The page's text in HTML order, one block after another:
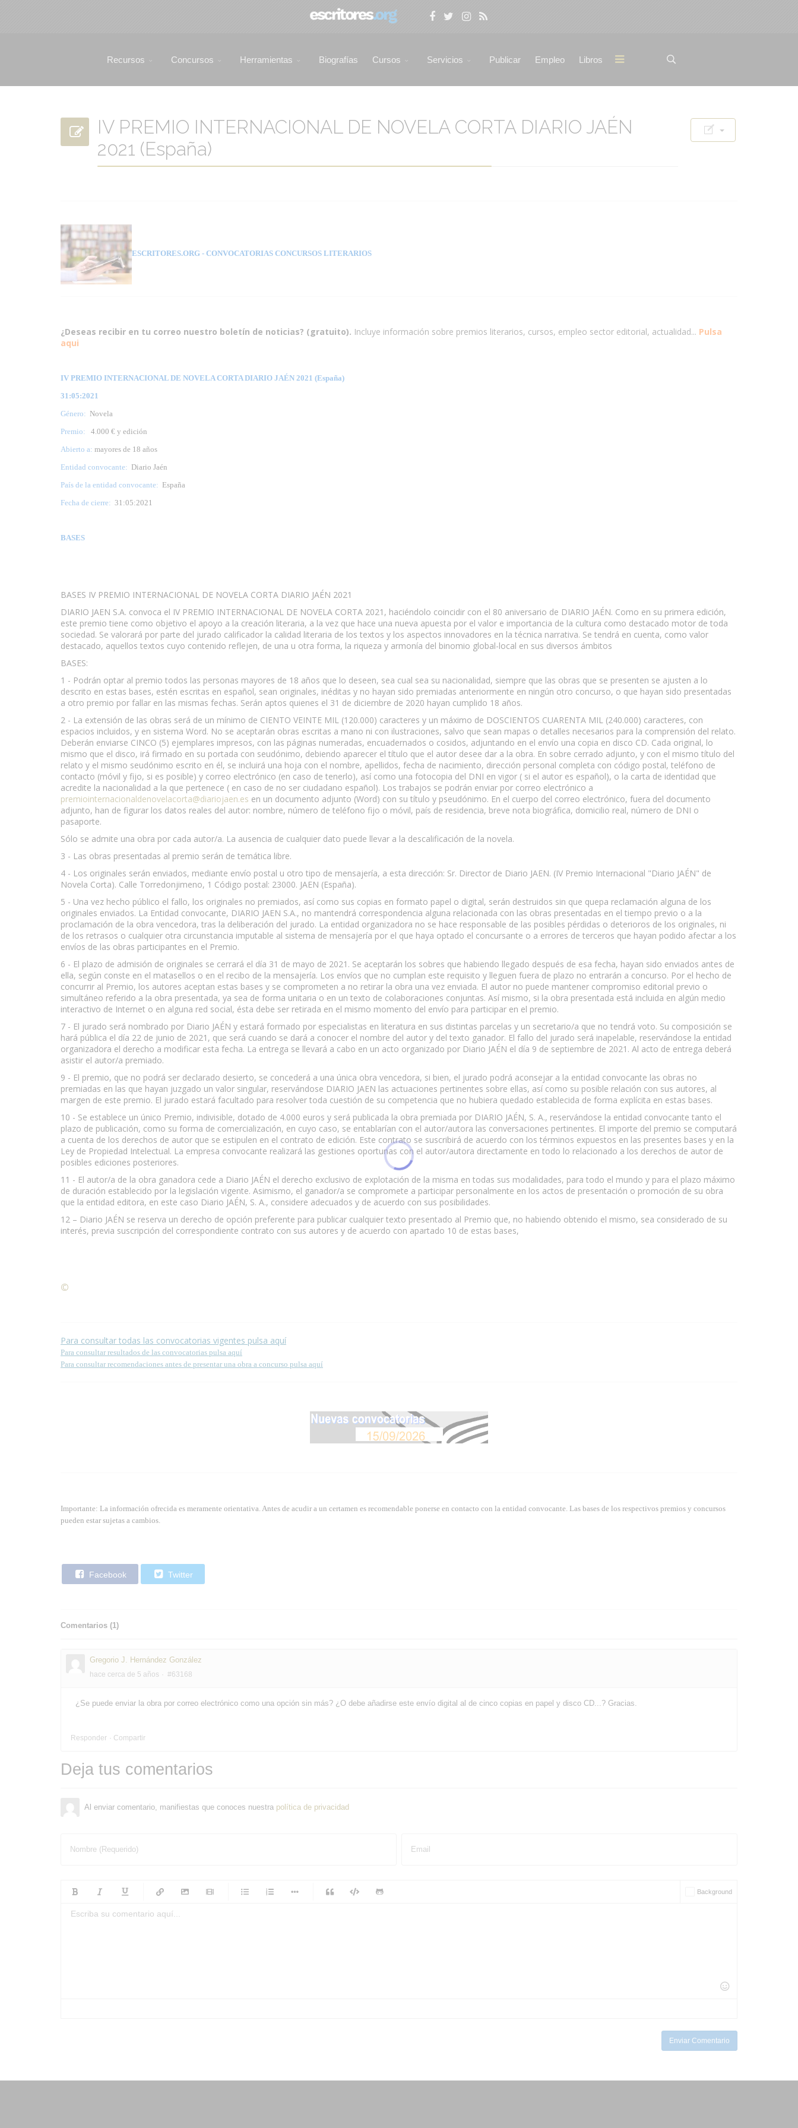
Recursos Concursos Herramientas Biografías Cursos Servicios Publicar Empleo Libros
IV PREMIO INTERNACIONAL DE NOVELA CORTA DIARIO JAÉN
2021 (España)
ESCRITORES.ORG - CONVOCATORIAS CONCURSOS LITERARIOS
¿Deseas recibir en tu correo nuestro boletín de noticias? (gratuito). Incluye información sobre premios literarios, cursos, empleo sector editorial, actualidad... Pulsa
aqui
IV PREMIO INTERNACIONAL DE NOVELA CORTA DIARIO JAÉN 2021 (España)
31:05:2021
Género: Novela
Premio:
4.000 € y edición
Abierto a: mayores de 18 años
Entidad convocante: Diario Jaén
País de la entidad convocante: España
Fecha de cierre: 31:05:2021
BASES
BASES IV PREMIO INTERNACIONAL DE NOVELA CORTA DIARIO JAÉN 2021
DIARIO JAEN S.A. convoca el IV PREMIO INTERNACIONAL DE NOVELA CORTA 2021, haciéndolo coincidir con el 80 aniversario de DIARIO JAÉN. Como en su primera edición,
este premio tiene como objetivo el apoyo a la creación literaria, a la vez que hace una nueva apuesta por el valor e importancia de la cultura como destacado motor de toda
sociedad. Se valorará por parte del jurado calificador la calidad literaria de los textos y los aspectos innovadores en la técnica narrativa. Se tendrá en cuenta, como valor
destacado, aquellos textos cuyo contenido reflejen, de una u otra forma, la riqueza y armonía del binomio global-local en sus diversos ámbitos
BASES:
1 - Podrán optar al premio todos las personas mayores de 18 años que lo deseen, sea cual sea su nacionalidad, siempre que las obras que se presenten se ajusten a lo
descrito en estas bases, estén escritas en español, sean originales, inéditas y no hayan sido premiadas anteriormente en ningún otro concurso, o que hayan sido presentadas
a otro premio por fallar en las mismas fechas. Serán aptos quienes el 31 de diciembre de 2020 hayan cumplido 18 años.
2 - La extensión de las obras será de un mínimo de CIENTO VEINTE MIL (120.000) caracteres y un máximo de DOSCIENTOS CUARENTA MIL (240.000) caracteres, con
espacios incluidos, y en sistema Word. No se aceptarán obras escritas a mano ni con ilustraciones, salvo que sean mapas o detalles necesarios para la comprensión del relato.
Deberán enviarse CINCO (5) ejemplares impresos, con las páginas numeradas, encuadernados o cosidos, adjuntando en el envío una copia en disco CD. Cada original, lo
mismo que el disco, irá firmado en su portada con seudónimo, debiendo aparecer el título que el autor desee dar a la obra. En sobre cerrado adjunto, y con el mismo título del
relato y el mismo seudónimo escrito en él, se incluirá una hoja con el nombre, apellidos, fecha de nacimiento, dirección personal completa con código postal, teléfono de
contacto (móvil y fijo, si es posible) y correo electrónico (en caso de tenerlo), así como una fotocopia del DNI en vigor ( si el autor es español), o la carta de identidad que
acredite la nacionalidad a la que pertenece ( en caso de no ser ciudadano español). Los trabajos se podrán enviar por correo electrónico a
premiointernacionaldenovelacorta@diariojaen.es en un documento adjunto (Word) con su título y pseudónimo. En el cuerpo del correo electrónico, fuera del documento
adjunto, han de figurar los datos reales del autor: nombre, número de teléfono fijo o móvil, país de residencia, breve nota biográfica, domicilio real, número de DNI o
pasaporte.
Sólo se admite una obra por cada autor/a. La ausencia de cualquier dato puede llevar a la descalificación de la novela.
3 - Las obras presentadas al premio serán de temática libre.
4 - Los originales serán enviados, mediante envío postal u otro tipo de mensajería, a esta dirección: Sr. Director de Diario JAEN. (IV Premio Internacional "Diario JAÉN" de
Novela Corta). Calle Torredonjimeno, 1 Código postal: 23000. JAEN (España).
5 - Una vez hecho público el fallo, los originales no premiados, así como sus copias en formato papel o digital, serán destruidos sin que quepa reclamación alguna de los
originales enviados. La Entidad convocante, DIARIO JAEN S.A., no mantendrá correspondencia alguna relacionada con las obras presentadas en el tiempo previo o a la
proclamación de la obra vencedora, tras la deliberación del jurado. La entidad organizadora no se hace responsable de las posibles pérdidas o deterioros de los originales, ni
de los retrasos o cualquier otra circunstancia imputable al sistema de mensajería por el que haya optado el concursante o a errores de terceros que hayan podido afectar a los
envíos de las obras participantes en el Premio.
6 - El plazo de admisión de originales se cerrará el día 31 de mayo de 2021. Se aceptarán los sobres que habiendo llegado después de esa fecha, hayan sido enviados antes de
ella, según conste en el matasellos o en el recibo de la mensajería. Los envíos que no cumplan este requisito y lleguen fuera de plazo no entrarán a concurso. Por el hecho de
concurrir al Premio, los autores aceptan estas bases y se comprometen a no retirar la obra una vez enviada. El autor no puede mantener compromiso editorial previo o
simultáneo referido a la obra presentada, ya sea de forma unitaria o en un texto de colaboraciones conjuntas. Así mismo, si la obra presentada está incluida en algún medio
interactivo de Internet o en alguna red social, ésta debe ser retirada en el mismo momento del envío para participar en el premio.
7 - El jurado será nombrado por Diario JAÉN y estará formado por especialistas en literatura en sus distintas parcelas y un secretario/a que no tendrá voto. Su composición se
hará pública el día 22 de junio de 2021, que será cuando se dará a conocer el nombre del autor y del texto ganador. El fallo del jurado será inapelable, reservándose la entidad
organizadora el derecho a modificar esta fecha. La entrega se llevará a cabo en un acto organizado por Diario JAÉN el día 9 de septiembre de 2021. Al acto de entrega deberá
asistir el autor/a premiado.
9 - El premio, que no podrá ser declarado desierto, se concederá a una única obra vencedora, si bien, el jurado podrá aconsejar a la entidad convocante las obras no
premiadas en las que hayan juzgado un valor singular, reservándose DIARIO JAEN las actuaciones pertinentes sobre ellas, así como su posible relación con sus autores, al
margen de este premio. El jurado estará facultado para resolver toda cuestión de su competencia que no hubiera quedado establecida de forma explícita en estas bases.
10 - Se establece un único Premio, indivisible, dotado de 4.000 euros y será publicada la obra premiada por DIARIO JAÉN, S. A., reservándose la entidad convocante tanto el
plazo de publicación, como su forma de comercialización, en cuyo caso, se entablarían con el autor/autora las conversaciones pertinentes. El importe del premio se computará
a cuenta de los derechos de autor que se estipulen en el contrato de edición. Este contrato se suscribirá de acuerdo con los términos expuestos en las presentes bases y en la
Ley de Propiedad Intelectual. La empresa convocante realizará las gestiones oportunas con el autor/autora directamente en todo lo relacionado a los derechos de autor de
posibles ediciones posteriores.
11 - El autor/a de la obra ganadora cede a Diario JAÉN el derecho exclusivo de explotación de la misma en todas sus modalidades, para todo el mundo y para el plazo máximo
de duración establecido por la legislación vigente. Asimismo, el ganador/a se compromete a participar personalmente en los actos de presentación o promoción de su obra
que la entidad editora, en este caso Diario JAÉN, S. A., considere adecuados y de acuerdo con sus posibilidades.
12 – Diario JAÉN se reserva un derecho de opción preferente para publicar cualquier texto presentado al Premio que, no habiendo obtenido el mismo, sea considerado de su
interés, previa suscripción del correspondiente contrato con sus autores y de acuerdo con apartado 10 de estas bases,
©
Para consultar todas las convocatorias vigentes pulsa aquí
Para consultar resultados de las convocatorias pulsa aquí
Para consultar recomendaciones antes de presentar una obra a concurso pulsa aquí
Importante: La información ofrecida es meramente orientativa. Antes de acudir a un certamen es recomendable ponerse en contacto con la entidad convocante. Las bases de los respectivos premios y concursos
pueden estar sujetas a cambios.
Facebook Twitter
Comentarios (1)
Gregorio J. Hernández González
hace cerca de 5 años #63168
¿Se puede enviar la obra por correo electrónico como una opción sin más? ¿O debe añadirse este envío digital al de cinco copias en papel y disco CD...? Gracias.
Responder Compartir
Deja tus comentarios
Al enviar comentario, manifiestas que conoces nuestra política de privacidad
Nombre (Requerido) Email
-
Background
Enviar Comentario